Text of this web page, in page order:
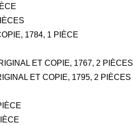
1784, 1 PIÈCE
ET COPIE, 1767, 2 PIÈCES
ET COPIE, 1795, 2 PIÈCES